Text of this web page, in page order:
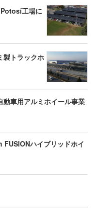
工場に
トラックホ
車用アルミホイール事業
ハイブリッドホイ